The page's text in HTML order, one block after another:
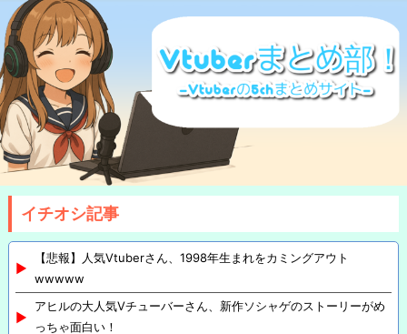
イチオシ記事
【悲報】人気Vtuberさん、1998年生まれをカミングアウト
wwwww
アヒルの大人気Vチューバーさん、新作ソシャゲのストーリーがめ
っちゃ面白い！